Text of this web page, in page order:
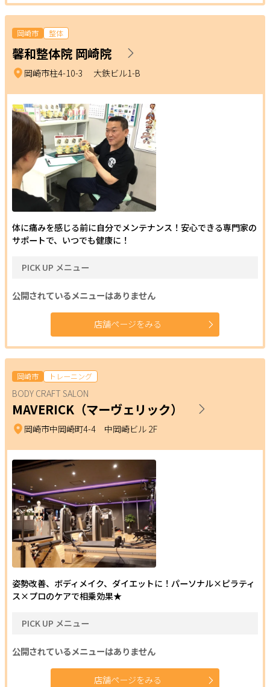
岡崎市 整体
馨和整体院 岡崎院
岡崎市柱4-10-3 大鉄ビル1-B
体に痛みを感じる前に自分でメンテナンス！安心できる専門家の
サポートで、いつでも健康に！
PICK UP メニュー
公開されているメニューはありません
店舗ページをみる
岡崎市 トレーニング
BODY CRAFT SALON
MAVERICK（マーヴェリック）
岡崎市中岡崎町4-4 中岡崎ビル 2F
姿勢改善、ボディメイク、ダイエットに！パーソナル×ピラティ
ス×プロのケアで相乗効果★
PICK UP メニュー
公開されているメニューはありません
店舗ページをみる